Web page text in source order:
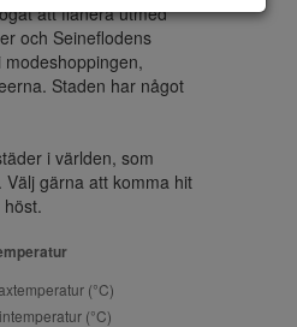
att flanera utmed
och Seineflodens
Staden har något
i världen, som
Välj gärna att komma hit